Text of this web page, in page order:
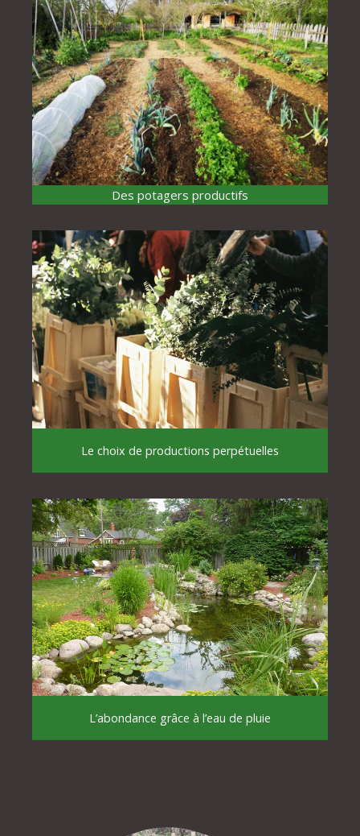
Des potagers productifs
Le choix de productions perpétuelles
L’abondance grâce à l’eau de pluie